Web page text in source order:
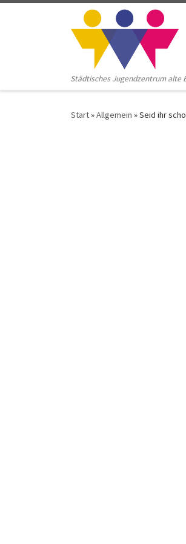
Zum Inhalt springen
Städtisches Jugendzentrum alte
Start»Allgemein »Seid ihr